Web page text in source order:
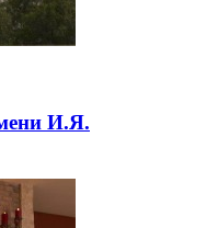
И.Я.